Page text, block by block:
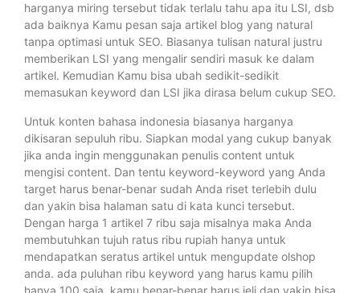
harganya miring tersebut tidak terlalu tahu apa itu LSI, dsb
ada baiknya Kamu pesan saja artikel blog yang natural
tanpa optimasi untuk SEO. Biasanya tulisan natural justru
memberikan LSI yang mengalir sendiri masuk ke dalam
artikel. Kemudian Kamu bisa ubah sedikit-sedikit
memasukan keyword dan LSI jika dirasa belum cukup SEO.
Untuk konten bahasa indonesia biasanya harganya
dikisaran sepuluh ribu. Siapkan modal yang cukup banyak
jika anda ingin menggunakan penulis content untuk
mengisi content. Dan tentu keyword-keyword yang Anda
target harus benar-benar sudah Anda riset terlebih dulu
dan yakin bisa halaman satu di kata kunci tersebut.
Dengan harga 1 artikel 7 ribu saja misalnya maka Anda
membutuhkan tujuh ratus ribu rupiah hanya untuk
mendapatkan seratus artikel untuk mengupdate olshop
anda. ada puluhan ribu keyword yang harus kamu pilih
hanya 100 saja, kamu benar-benar harus jeli dan yakin bisa